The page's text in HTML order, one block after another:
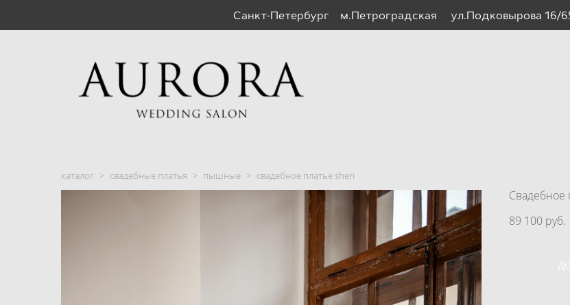
Санкт-Петербург м.Петроградская ул.Подковырова
каталог > свадебные платья > пышные > свадебное платье sheri
Свадебное
89 100 pуб.